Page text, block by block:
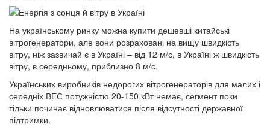
На українському ринку можна купити дешевші китайські
вітрогенератори, але вони розраховані на вищу швидкість
вітру, ніж зазвичай є в Україні – від 12 м/с, в Україні ж швидкість
вітру, в середньому, приблизно 8 м/с.
Українських виробників недорогих вітрогенераторів для малих і
середніх ВЕС потужністю 20-150 кВт немає, сегмент поки
тільки починає відновлюватися після відсутності державної
підтримки.